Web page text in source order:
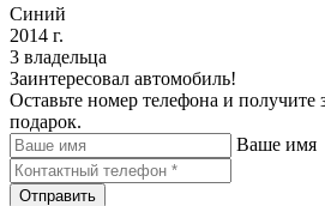
Синий
2014 г.
3 владельца
Заинтересовал автомобиль!
Оставьте номер телефона и
подарок.
Ваше имя
Отправить